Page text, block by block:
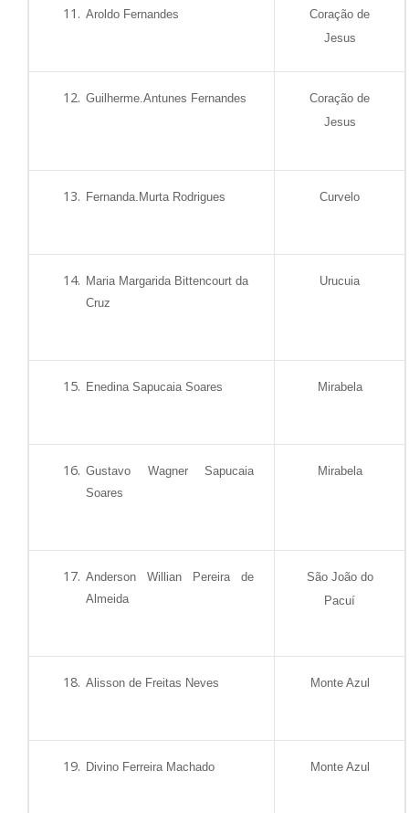
Aroldo Fernandes
Coração de
Jesus
Guilherme.Antunes Fernandes
Coração de
Jesus
Fernanda.Murta Rodrigues Curvelo
Maria Margarida Bittencourt da
Cruz
Urucuia
Enedina Sapucaia Soares Mirabela
Gustavo Wagner Sapucaia
Soares
Mirabela
Anderson Willian Pereira de
Almeida
São João do
Pacuí
Alisson de Freitas Neves Monte Azul
Divino Ferreira Machado Monte Azul